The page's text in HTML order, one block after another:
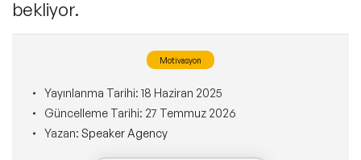
İlham Veren Kadın Konuşmacılar
Kişisel Dönüşüm Konuşmacıları
Sürdürülebilirlik Konuşmacıları
Akış Sunumu & Moderasyon
Deneyim Odaklı Çözümler
Konuşmacı Özel Çözümleri
Tüm Çözümler
Biz Kimiz?
Ne Yaparız?
BLOG
bekliyor.
Motivasyon
Yayınlanma Tarihi: 18 Haziran 2025
Güncelleme Tarihi: 27 Temmuz 2026
Yazan: Speaker Agency